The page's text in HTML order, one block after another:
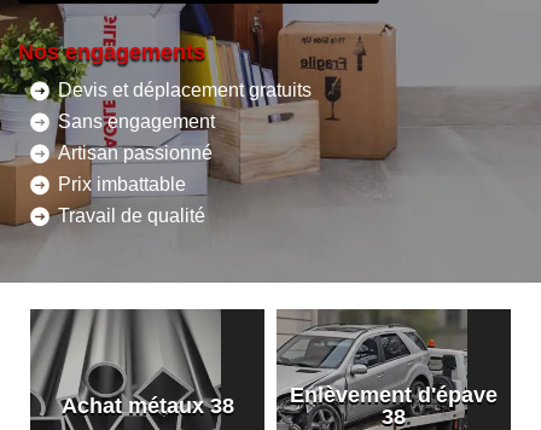
Nos engagements
Devis et déplacement gratuits
Sans engagement
Artisan passionné
Prix imbattable
Travail de qualité
Achat métaux 38
Enlèvement d'épave
38